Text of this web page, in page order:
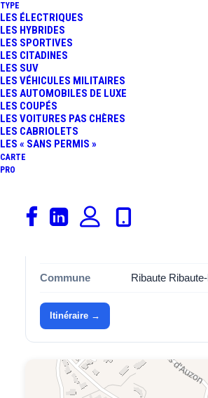
TYPE
LES ÉLECTRIQUES
LES HYBRIDES
LES SPORTIVES
LES CITADINES
LES SUV
LES VÉHICULES MILITAIRES
LES AUTOMOBILES DE LUXE
LES COUPÉS
LES VOITURES PAS CHÈRES
LES CABRIOLETS
LES « SANS PERMIS »
CARTE
PRO
quotidien ou les longues distances.
Avec ses
Ribaute-Les-Tavernes
accueillir les covoitureurs dans des
Que vous soyez conducteur ou
apprécierez l’organisation et l’espace
pour améliorer l’expérience de
Catégorie
Commune Ribaute
Itinéraire →